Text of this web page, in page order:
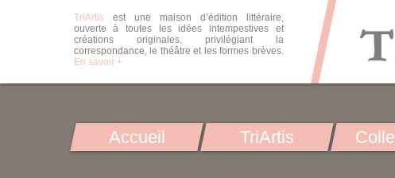
TriArtisest une maison d’édition littéraire,
ouverte à toutes les idées intempestives et
créations originales, privilégiant la
correspondance, le théâtre et les formes brèves.
En savoir +
Accueil TriArtis